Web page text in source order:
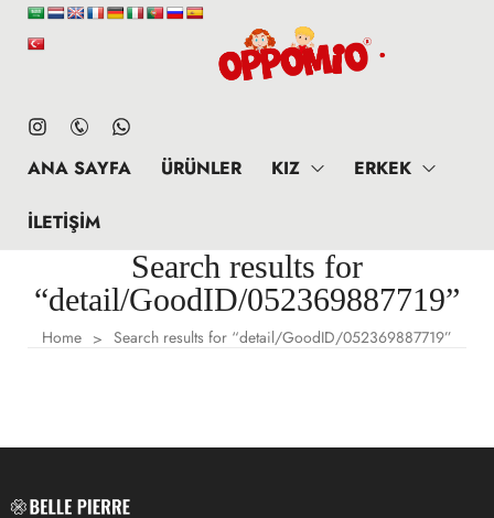
ANA SAYFA ÜRÜNLER KIZ ERKEK
İLETIŞIM
Search results for
“detail/GoodID/052369887719”
Home > Search results for “detail/GoodID/052369887719”